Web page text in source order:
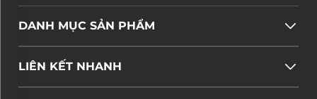
DANH MỤC SẢN PHẨM
LIÊN KẾT NHANH